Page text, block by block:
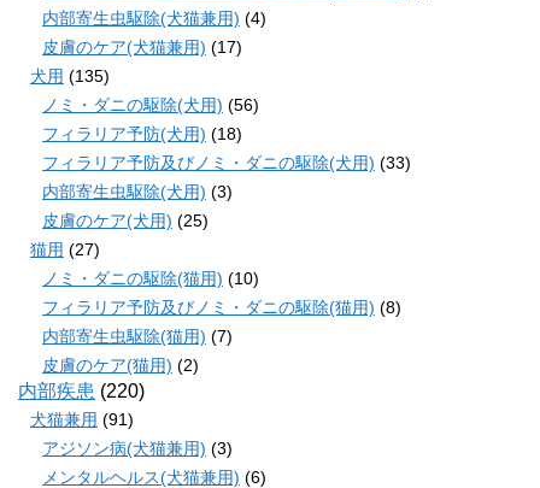
内部寄生虫駆除(犬猫兼用) (4)
皮膚のケア(犬猫兼用) (17)
犬用 (135)
ノミ・ダニの駆除(犬用) (56)
フィラリア予防(犬用) (18)
フィラリア予防及びノミ・ダニの駆除(犬用) (33)
内部寄生虫駆除(犬用) (3)
皮膚のケア(犬用) (25)
猫用 (27)
ノミ・ダニの駆除(猫用) (10)
フィラリア予防及びノミ・ダニの駆除(猫用) (8)
内部寄生虫駆除(猫用) (7)
皮膚のケア(猫用) (2)
内部疾患 (220)
犬猫兼用 (91)
アジソン病(犬猫兼用) (3)
メンタルヘルス(犬猫兼用) (6)